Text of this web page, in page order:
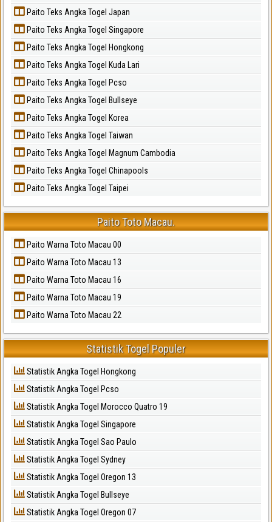
Paito Teks Angka Togel Japan
Paito Teks Angka Togel Singapore
Paito Teks Angka Togel Hongkong
Paito Teks Angka Togel Kuda Lari
Paito Teks Angka Togel Pcso
Paito Teks Angka Togel Bullseye
Paito Teks Angka Togel Korea
Paito Teks Angka Togel Taiwan
Paito Teks Angka Togel Magnum Cambodia
Paito Teks Angka Togel Chinapools
Paito Teks Angka Togel Taipei
Paito Toto Macau.
Paito Warna Toto Macau 00
Paito Warna Toto Macau 13
Paito Warna Toto Macau 16
Paito Warna Toto Macau 19
Paito Warna Toto Macau 22
Statistik Togel Populer
Statistik Angka Togel Hongkong
Statistik Angka Togel Pcso
Statistik Angka Togel Morocco Quatro 19
Statistik Angka Togel Singapore
Statistik Angka Togel Sao Paulo
Statistik Angka Togel Sydney
Statistik Angka Togel Oregon 13
Statistik Angka Togel Bullseye
Statistik Angka Togel Oregon 07